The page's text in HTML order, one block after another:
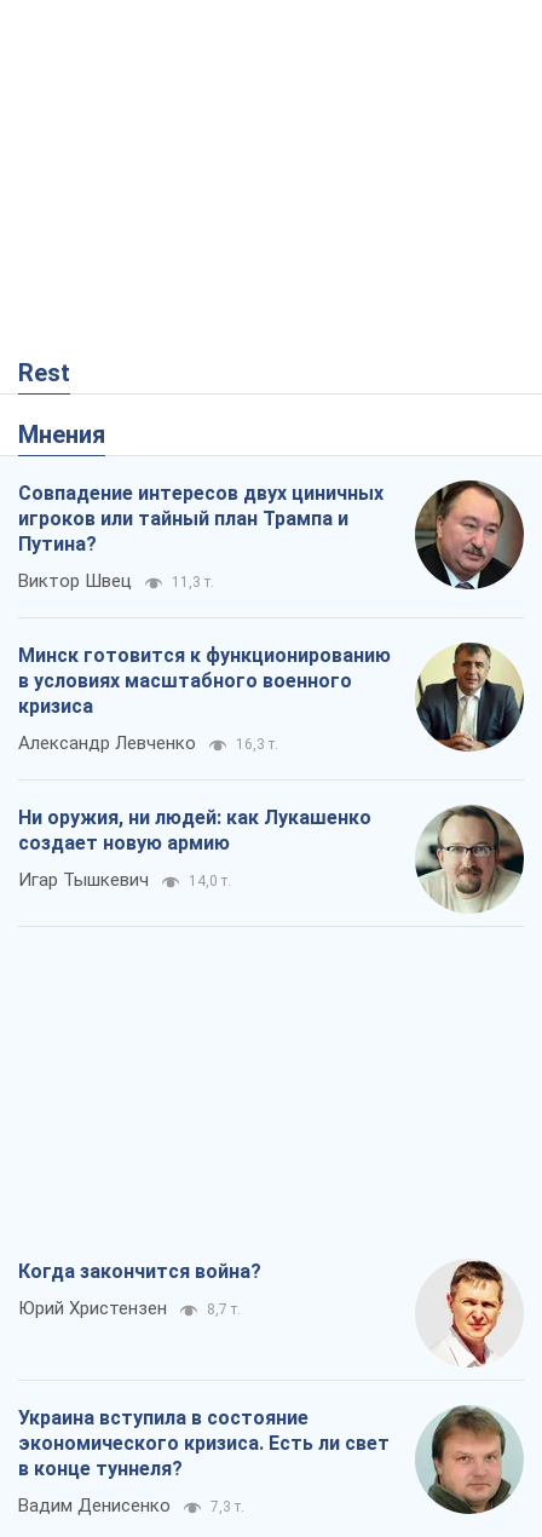
Rest
Мнения
Совпадение интересов двух циничных
игроков или тайный план Трампа и
Путина?
Виктор Швец 11,3 т.
Минск готовится к функционированию
в условиях масштабного военного
кризиса
Александр Левченко 16,3 т.
Ни оружия, ни людей: как Лукашенко
создает новую армию
Игар Тышкевич 14,0 т.
Когда закончится война?
Юрий Христензен 8,7 т.
Украина вступила в состояние
экономического кризиса. Есть ли свет
в конце туннеля?
Вадим Денисенко 7,3 т.